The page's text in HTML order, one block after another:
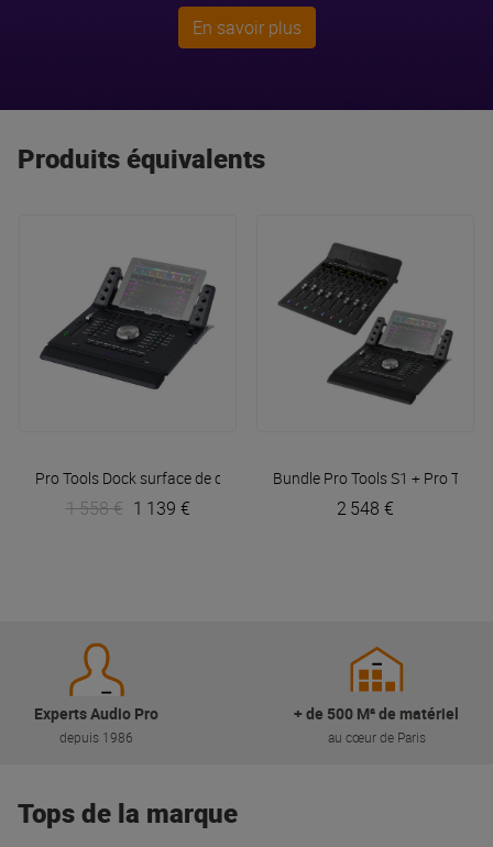
TORQ, nouveaux incontournables de la scène DJ !
En savoir plus
Produits équivalents
Pro Tools Dock surface de contrôle AVID
1 558 € 1 139 €
Bundle Pro Tools S1 + Pro Tools
2 548 €
Experts Audio Pro
depuis 1986
+ de 500 M² de matériel
au cœur de Paris
Tops de la marque